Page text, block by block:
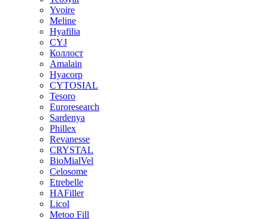
Yvoire
Meline
Hyafilia
CYJ
Коллост
Amalain
Hyacorp
CYTOSIAL
Tesoro
Euroresearch
Sardenya
Phillex
Revanesse
CRYSTAL
BioMialVel
Celosome
Etrebelle
HAFiller
Licol
Metoo Fill